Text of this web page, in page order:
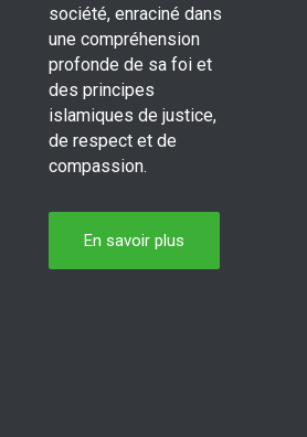
société, enraciné dans
une compréhension
profonde de sa foi et
des principes
islamiques de justice,
de respect et de
compassion.
En savoir plus